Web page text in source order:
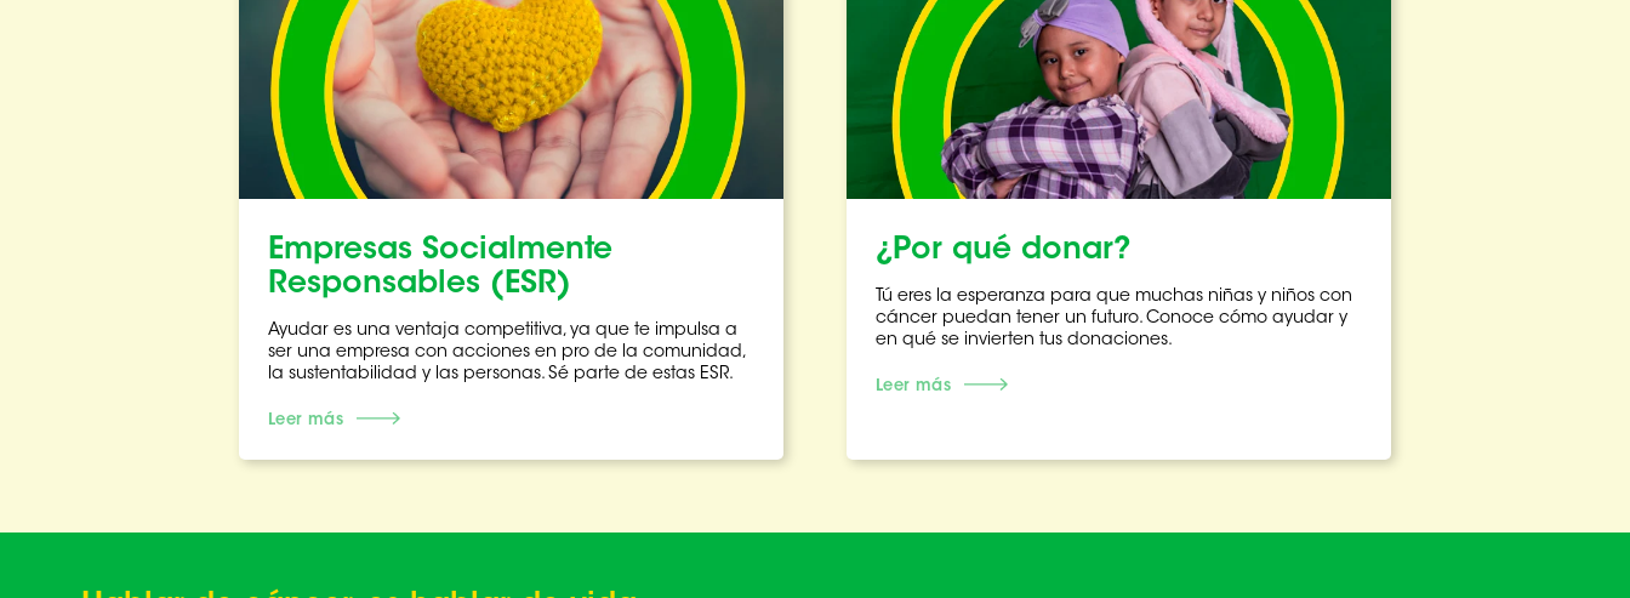
Empresas Socialmente
Responsables (ESR)
Ayudar es una ventaja competitiva, ya que te impulsa a
ser una empresa con acciones en pro de la comunidad,
la sustentabilidad y las personas. Sé parte de estas ESR.
Leer más
¿Por qué donar?
Tú eres la esperanza para que muchas niñas y niños con
cáncer puedan tener un futuro. Conoce cómo ayudar y
en qué se invierten tus donaciones.
Leer más